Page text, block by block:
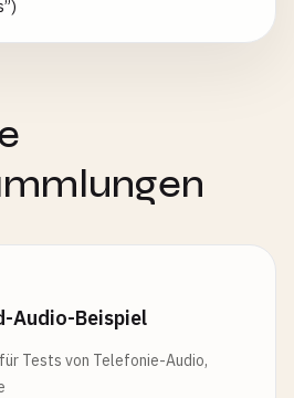
Audio-Beispiel
Tests von Telefonie-Audio,